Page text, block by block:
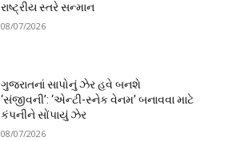
રાષ્ટ્રીય સ્તરે સન્માન
08/07/2026
ગુજરાતનાં સાપોનું ઝેર હવે બનશે
‘સંજીવની’: ‘એન્ટી-સ્નેક વેનમ’ બનાવવા માટે
કંપનીને સોંપાયું ઝેર
08/07/2026